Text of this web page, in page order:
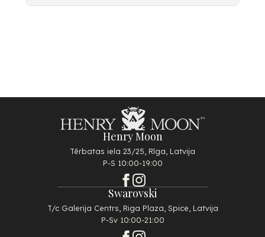
Henry Moon
Tērbatas iela 23/25, Rīga, Latvija
P-S 10:00-19:00
Swarovski
T/c Galerija Centrs, Riga Plaza, Spice, Latvija
P-Sv 10:00-21:00